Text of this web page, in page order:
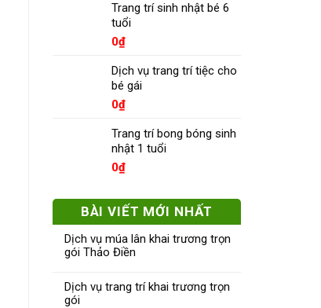
Trang trí sinh nhật bé 6
tuổi
0₫
Dịch vụ trang trí tiệc cho
bé gái
0₫
Trang trí bong bóng sinh
nhật 1 tuổi
0₫
BÀI VIẾT MỚI NHẤT
Dịch vụ múa lân khai trương trọn
gói Thảo Điền
Dịch vụ trang trí khai trương trọn
gói